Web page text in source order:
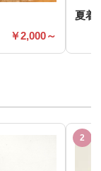
2,000～
夏着